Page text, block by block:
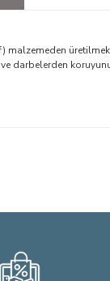
darbelerden